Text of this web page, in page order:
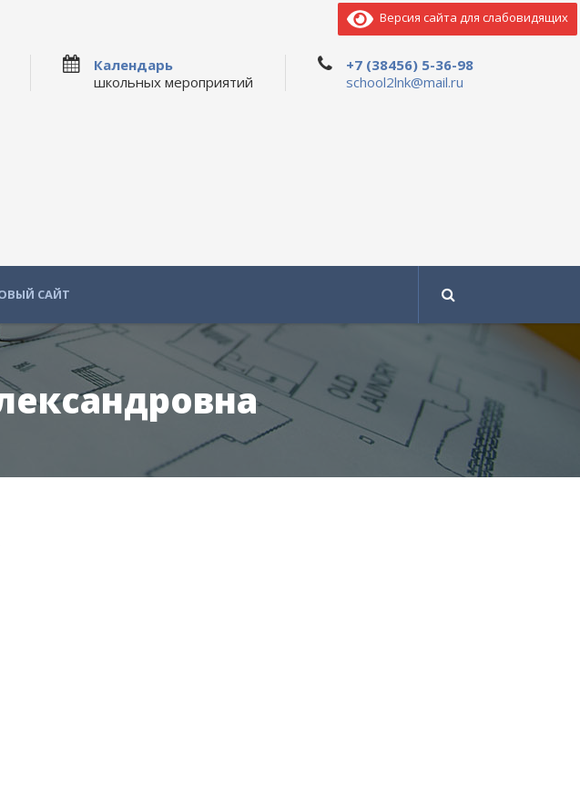
Календарь
школьных мероприятий
+7 (38456) 5-36-98
school2lnk@mail.ru
САЙТ
Версия сайта для слабовидящих